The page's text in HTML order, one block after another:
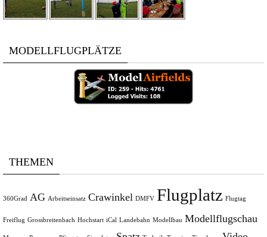
MODELLFLUGPLÄTZE
THEMEN
360Grad AG Arbeitseinsatz Crawinkel DMFV Flugplatz Flugtag
Freiflug Grossbreitenbach Hochstart iCal Landebahn Modellbau Modellflugschau